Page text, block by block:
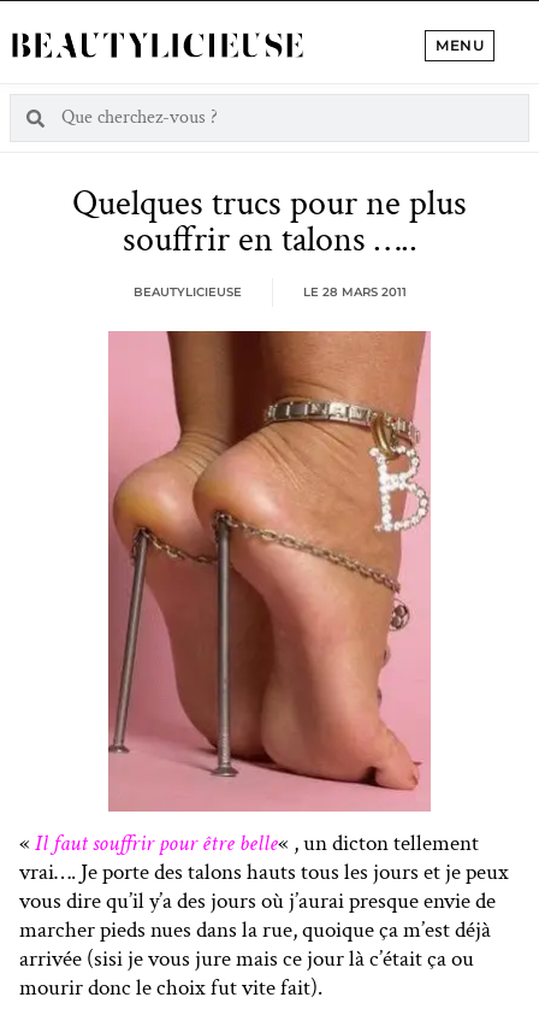
MENU
Quelques trucs pour ne plus
souffrir en talons …..
BEAUTYLICIEUSE LE 28 MARS 2011
«Il faut souffrir pour être belle« , un dicton tellement
vrai…. Je porte des talons hauts tous les jours et je peux
vous dire qu’il y’a des jours où j’aurai presque envie de
marcher pieds nues dans la rue, quoique ça m’est déjà
arrivée (sisi je vous jure mais ce jour là c’était ça ou
mourir donc le choix fut vite fait).